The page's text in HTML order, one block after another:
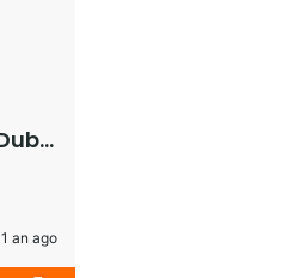
THE WATERWAY by Prestige One – Dubai – appartement vue sur le lagoon à vendre à dubaï pas cher
1 an ago